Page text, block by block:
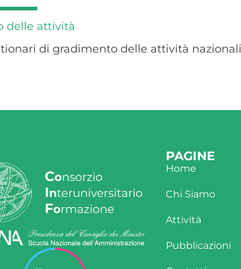
delle attività
di gradimento delle attività nazionali
PAGINE
Home
Chi Siamo
Attività
Pubblicazioni